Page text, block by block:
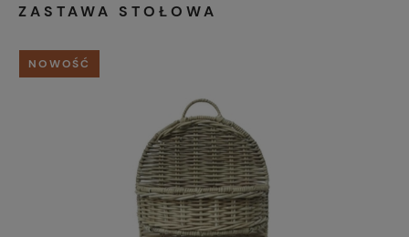
ZASTAWA STOŁOWA
NOWOŚĆ